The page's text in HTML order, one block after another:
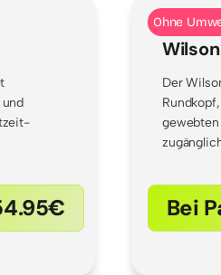
Ohne
Der
gewebten
Bei